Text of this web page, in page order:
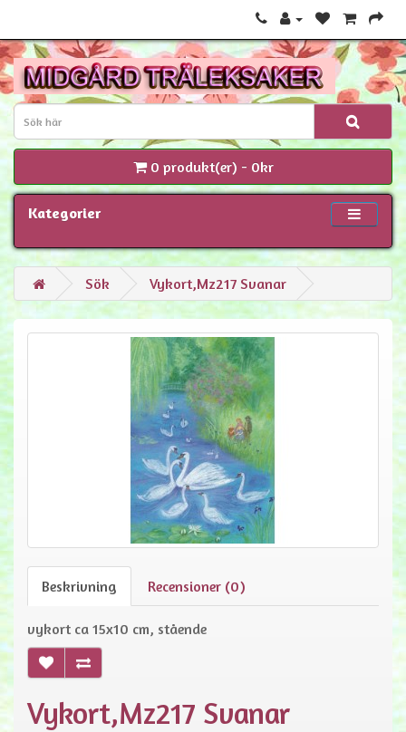
0 produkt(er) - 0kr
Kategorier
Sök Vykort,Mz217 Svanar
Beskrivning Recensioner (0)
vykort ca 15x10 cm, stående
Vykort,Mz217 Svanar